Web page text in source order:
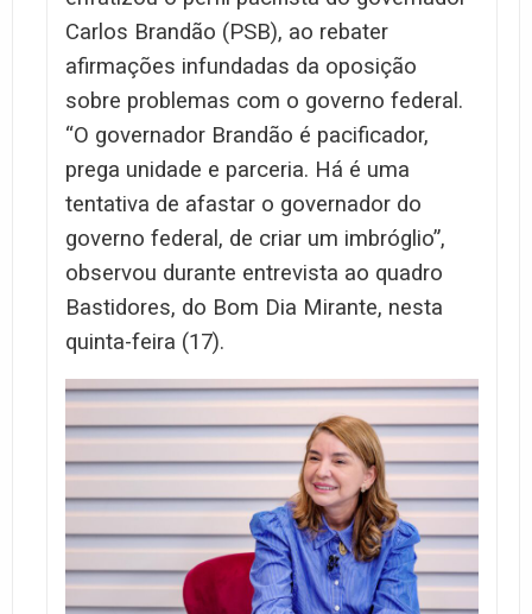
Carlos Brandão (PSB), ao rebater
afirmações infundadas da oposição
sobre problemas com o governo federal.
“O governador Brandão é pacificador,
prega unidade e parceria. Há é uma
tentativa de afastar o governador do
governo federal, de criar um imbróglio”,
observou durante entrevista ao quadro
Bastidores, do Bom Dia Mirante, nesta
quinta-feira (17).